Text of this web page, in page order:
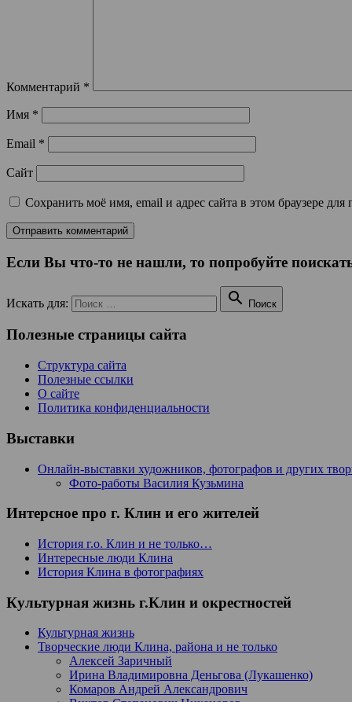
Комментарий *
Имя *
Email *
Сайт
Сохранить моё имя, email и адрес сайта в этом браузере
Если Вы что-то не нашли, то попробуйте
Искать для:  Поиск
Полезные страницы сайта
Структура сайта
Полезные ссылки
О сайте
Политика конфиденциальности
Выставки
Онлайн-выставки художников, фотографов и других
Фото-работы Василия Кузьмина
Интерсное про г. Клин и его жителей
История г.о. Клин и не только…
Интересные люди Клина
История Клина в фотографиях
Культурная жизнь г.Клин и окрестностей
Культурная жизнь
Творческие люди Клина, района и не только
Алексей Заричный
Ирина Владимировна Деньгова (Лукашенко)
Комаров Андрей Александрович